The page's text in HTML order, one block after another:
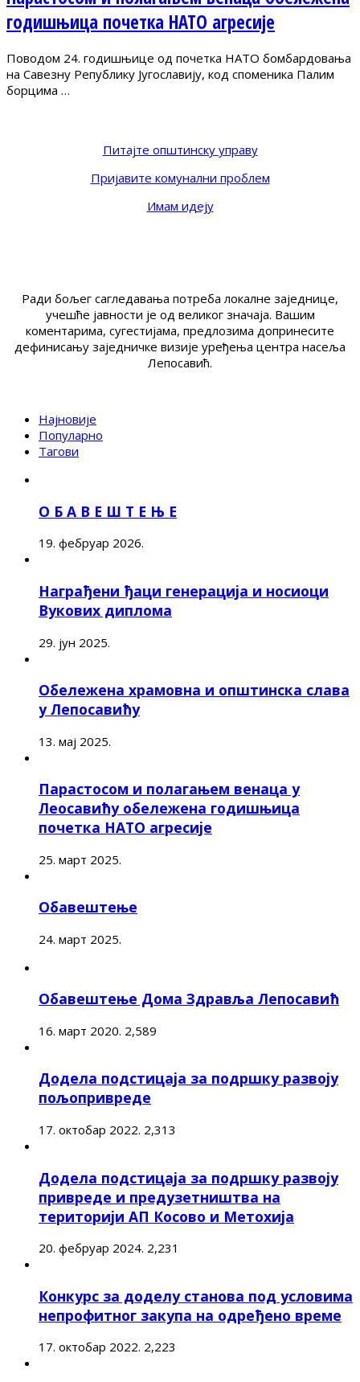
годишњица почетка НАТО агресије
Поводом 24. годишњице од почетка НАТО бомбардовања
на Савезну Републику Југославију, код споменика Палим
борцима …
Питајте општинску управу
Пријавите комунални проблем
Имам идеју
Ради бољег сагледавања потреба локалне заједнице,
учешће јавности је од великог значаја. Вашим
коментарима, сугестијама, предлозима допринесите
дефинисању заједничке визије уређења центра насеља
Лепосавић.
Најновије
Популарно
Тагови
О Б А В Е Ш Т Е Њ Е
19. фебруар 2026.
Награђени ђаци генерација и носиоци
Вукових диплома
29. јун 2025.
Обележена храмовна и општинска слава
у Лепосавићу
13. мај 2025.
Парастосом и полагањем венаца у
Леосавићу обележена годишњица
почетка НАТО агресије
25. март 2025.
Обавештење
24. март 2025.
Обавештење Дома Здравља Лепосавић
16. март 2020. 2,589
Додела подстицаја за подршку развоју
пољопривреде
17. октобар 2022. 2,313
Додела подстицаја за подршку развоју
привреде и предузетништва на
територији АП Косово и Метохија
20. фебруар 2024. 2,231
Конкурс за доделу станова под условима
непрофитног закупа на одређено време
17. октобар 2022. 2,223